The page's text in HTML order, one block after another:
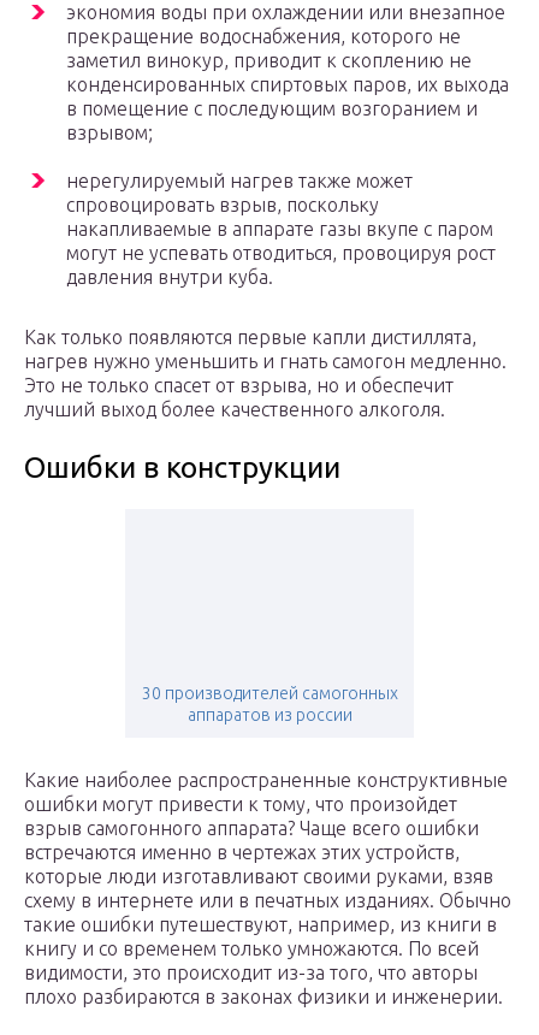
экономия воды при охлаждении или внезапное
прекращение водоснабжения, которого не
заметил винокур, приводит к скоплению не
конденсированных спиртовых паров, их выхода
в помещение с последующим возгоранием и
взрывом;
нерегулируемый нагрев также может
спровоцировать взрыв, поскольку
накапливаемые в аппарате газы вкупе с паром
могут не успевать отводиться, провоцируя рост
давления внутри куба.
Как только появляются первые капли дистиллята,
нагрев нужно уменьшить и гнать самогон медленно.
Это не только спасет от взрыва, но и обеспечит
лучший выход более качественного алкоголя.
Ошибки в конструкции
30 производителей самогонных
аппаратов из россии
Какие наиболее распространенные конструктивные
ошибки могут привести к тому, что произойдет
взрыв самогонного аппарата? Чаще всего ошибки
встречаются именно в чертежах этих устройств,
которые люди изготавливают своими руками, взяв
схему в интернете или в печатных изданиях. Обычно
такие ошибки путешествуют, например, из книги в
книгу и со временем только умножаются. По всей
видимости, это происходит из-за того, что авторы
плохо разбираются в законах физики и инженерии.